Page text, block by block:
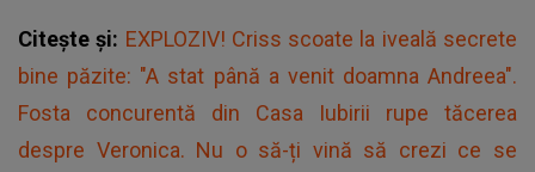
Citește și: EXPLOZIV! Criss scoate la iveală secrete
bine păzite: "A stat până a venit doamna Andreea".
Fosta concurentă din Casa Iubirii rupe tăcerea
despre Veronica. Nu o să-ți vină să crezi ce se